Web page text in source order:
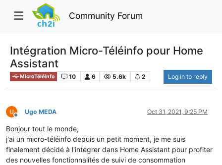
Community Forum
Intégration Micro-Téléinfo pour Home
Assistant
MicroTéléinfo 10 6 5.6k 2 Log in to reply
Offline
Ugo MEDA Oct 31, 2021, 9:25 PM
Bonjour tout le monde,
j'ai un micro-téléinfo depuis un petit moment, je me suis
finalement décidé à l'intégrer dans Home Assistant pour profiter
des nouvelles fonctionnalités de suivi de consommation